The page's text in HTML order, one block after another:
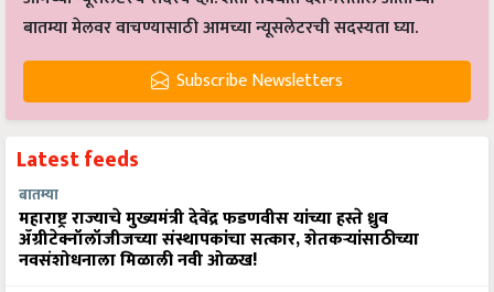
बातम्या मेलवर वाचण्यासाठी आमच्या न्यूसलेटरची सदस्यता घ्या.
Subscribe Newsletters
Latest feeds
बातम्या
महाराष्ट्र राज्याचे मुख्यमंत्री देवेंद्र फडणवीस यांच्या हस्ते ध्रुव
ॲग्रीटेक्नॉलॉजीजच्या संस्थापकांचा सत्कार, शेतकऱ्यांसाठीच्या
नवसंशोधनाला मिळाली नवी ओळख!